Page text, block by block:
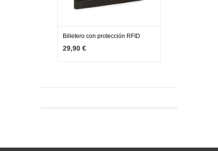
AGOTADO
Billetero con protección RFID
29,90 €